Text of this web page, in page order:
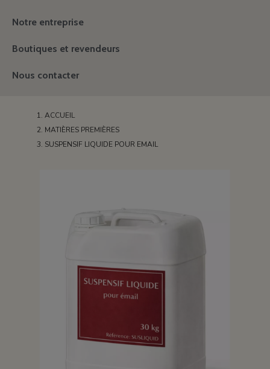
Notre entreprise
Boutiques et revendeurs
Nous contacter
ACCUEIL
MATIÈRES PREMIÈRES
SUSPENSIF LIQUIDE POUR EMAIL